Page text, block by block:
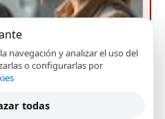
Whirlpool
indica un fallo de
navegación y analizar el uso del
o configurarlas por
todas